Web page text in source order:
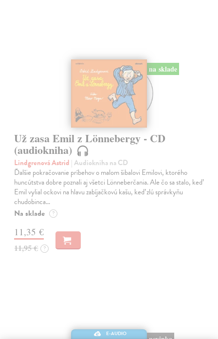
na sklade
Už zasa Emil z Lönnebergy - CD
(audiokniha)
Lindgrenová Astrid | Audiokniha na CD
Ďalšie pokračovanie príbehov o malom šibalovi Emilovi, ktorého
huncútstva dobre poznali aj všetci Lönneberčania. Ale čo sa stalo, keď
Emil vylial ockovi na hlavu zabíjačkovú kašu, keď zlú správkyňu
chudobinca…
Na sklade ?
11,35 €
11,95 € ?
E-AUDIO